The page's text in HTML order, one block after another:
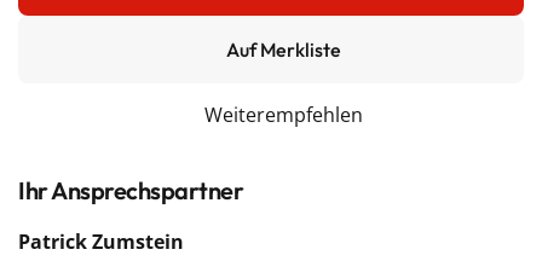
Auf Merkliste
Weiterempfehlen
Ihr Ansprechspartner
Patrick Zumstein